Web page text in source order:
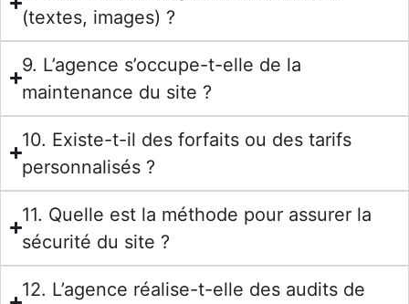
(textes, images) ?
9. L’agence s’occupe-t-elle de la
maintenance du site ?
10. Existe-t-il des forfaits ou des tarifs
personnalisés ?
11. Quelle est la méthode pour assurer la
sécurité du site ?
12. L’agence réalise-t-elle des audits de